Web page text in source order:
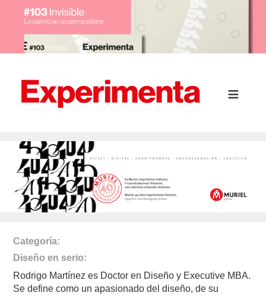
Categoría
Diseño en serio
Rodrigo Martínez es Doctor en Diseño y Executive MBA.
Se define como un apasionado del diseño, de su